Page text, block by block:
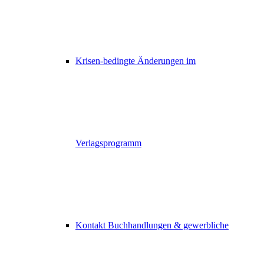
Krisen-bedingte Änderungen im
Verlagsprogramm
Kontakt Buchhandlungen & gewerbliche